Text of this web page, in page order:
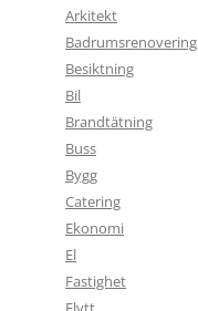
Arkitekt
Badrumsrenovering
Besiktning
Bil
Brandtätning
Buss
Bygg
Catering
Ekonomi
El
Fastighet